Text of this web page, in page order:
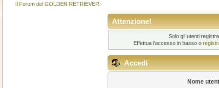
Il Forum del GOLDEN RETRIEVER
Attenzione!
Solo gli utenti
Effettua l'accesso in basso o
Accedi
Nome